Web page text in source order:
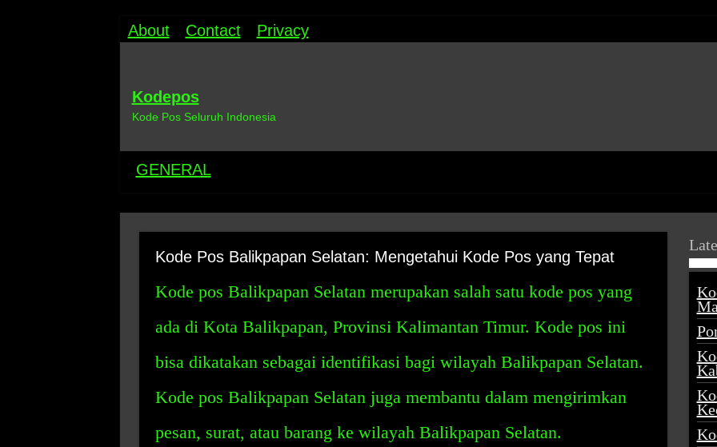
About Contact Privacy
Kodepos
Kode Pos Seluruh Indonesia
GENERAL
Kode Pos Balikpapan Selatan: Mengetahui Kode Pos yang Tepat
Kode pos Balikpapan Selatan merupakan salah satu kode pos yang
ada di Kota Balikpapan, Provinsi Kalimantan Timur. Kode pos ini
bisa dikatakan sebagai identifikasi bagi wilayah Balikpapan Selatan.
Kode pos Balikpapan Selatan juga membantu dalam mengirimkan
pesan, surat, atau barang ke wilayah Balikpapan Selatan.